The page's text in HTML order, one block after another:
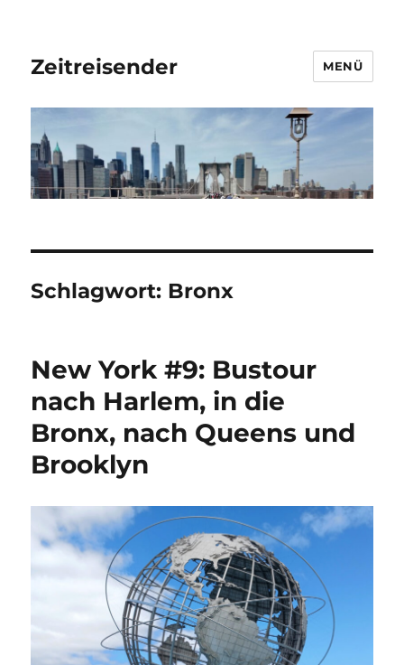
Zeitreisender MENÜ
Schlagwort: Bronx
New York #9: Bustour
nach Harlem, in die
Bronx, nach Queens und
Brooklyn